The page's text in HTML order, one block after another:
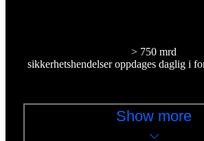
> 750 mrd
sikkerhetshendelser oppdages daglig i
Show more